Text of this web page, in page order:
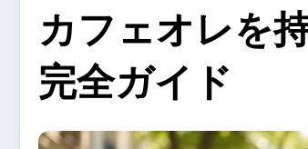
カフェオレを
完全ガイド